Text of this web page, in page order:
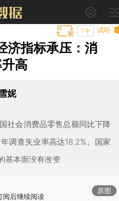
试听
T中
济指标承压：消
高
妮
社会消费品零售总额同比下降
调查失业率高达18.2%。国家
基本面没有改变
原图
阅后继续阅读